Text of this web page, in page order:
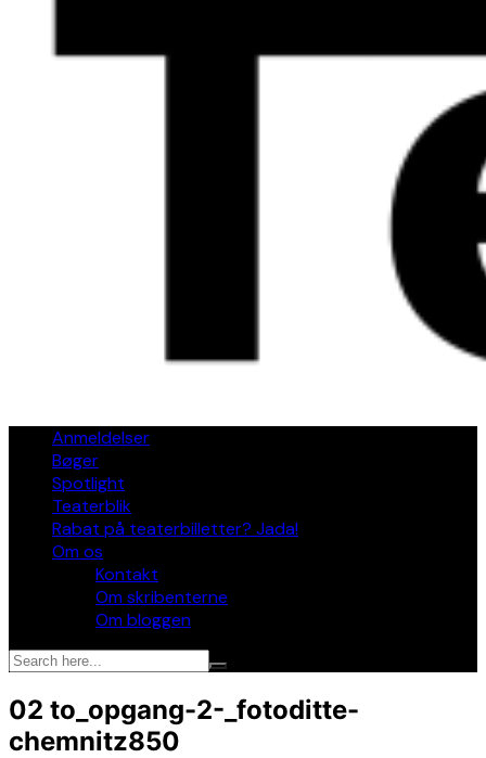
Anmeldelser
Bøger
Spotlight
Teaterblik
Rabat på teaterbilletter? Jada!
Om os
Kontakt
Om skribenterne
Om bloggen
02 to_opgang-2-_fotoditte-
chemnitz850